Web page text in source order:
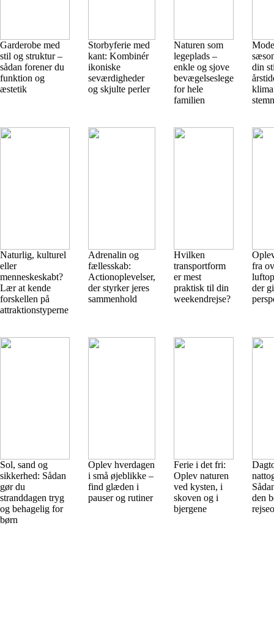
Garderobe med
stil og struktur –
sådan forener du
funktion og
æstetik
Storbyferie med
kant: Kombinér
ikoniske
seværdigheder
og skjulte perler
Naturen som
legeplads –
enkle og sjove
bevægelseslege
for hele
familien
din
Naturlig, kulturel
eller
menneskeskabt?
Lær at kende
forskellen på
attraktionstyperne
Adrenalin og
fællesskab:
Actionoplevelser,
der styrker jeres
sammenhold
Hvilken
transportform
er mest
praktisk til din
weekendrejse?
fra
der
Sol, sand og
sikkerhed: Sådan
gør du
stranddagen tryg
og behagelig for
børn
Oplev hverdagen
i små øjeblikke –
find glæden i
pauser og rutiner
Ferie i det fri:
Oplev naturen
ved kysten, i
skoven og i
bjergene
den